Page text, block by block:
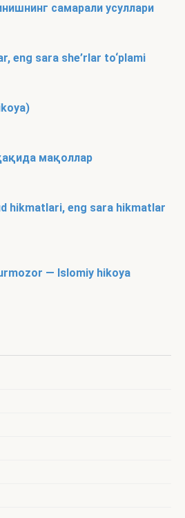
самарали усуллари
eng sara she’rlar to‘plami
мақоллар
hikmatlari, eng sara hikmatlar
— Islomiy hikoya